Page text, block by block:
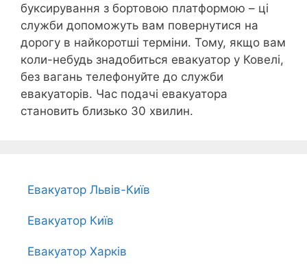
буксирування з бортовою платформою – ці
служби допоможуть вам повернутися на
дорогу в найкоротші терміни. Тому, якщо вам
коли-небудь знадобиться евакуатор у Ковелі,
без вагань телефонуйте до служби
евакуаторів. Час подачі евакуатора
становить близько 30 хвилин.
Евакуатор Львів-Київ
Евакуатор Київ
Евакуатор Харків